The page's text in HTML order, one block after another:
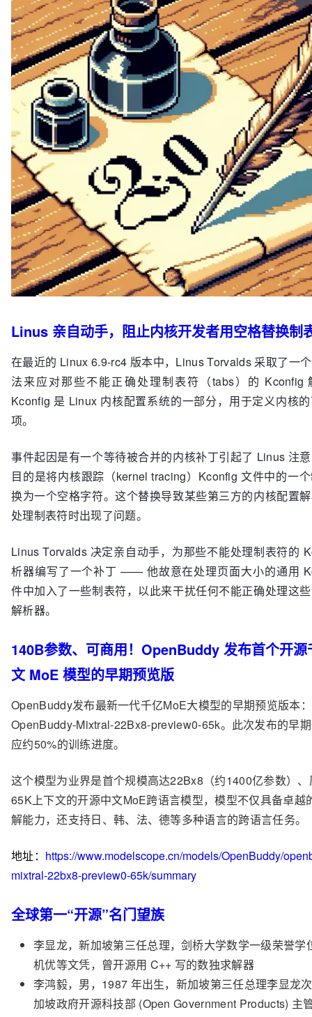
Linus 亲自动手，阻止内核开发者用空格替换制
在最近的 Linux 6.9-rc4 版本中，Linus Torvalds 采取了一
法来应对那些不能正确处理制表符（tabs）的 Kconfig
Kconfig 是 Linux 内核配置系统的一部分，用于定义内核
项。
事件起因是有一个等待被合并的内核补丁引起了 Linus 注
目的是将内核跟踪（kernel tracing）Kconfig 文件中的一
换为一个空格字符。这个替换导致某些第三方的内核配置
处理制表符时出现了问题。
Linus Torvalds 决定亲自动手，为那些不能处理制表符的
析器编写了一个补丁 —— 他故意在处理页面大小的通用
件中加入了一些制表符，以此来干扰任何不能正确处理这
解析器。
140B参数、可商用！OpenBuddy 发布首个开源
文 MoE 模型的早期预览版
OpenBuddy发布最新一代千亿MoE大模型的早期预览版本：
OpenBuddy-Mixtral-22Bx8-preview0-65k。此次发布的早
应约50%的训练进度。
这个模型为业界是首个规模高达22Bx8（约1400亿参数）
65K上下文的开源中文MoE跨语言模型，模型不仅具备卓越
解能力，还支持日、韩、法、德等多种语言的跨语言任务。
地址： https://www.modelscope.cn/models/OpenBuddy/
mixtral-22bx8-preview0-65k/summary
全球第一“开源”名门望族
李显龙，新加坡第三任总理，剑桥大学数学一级荣誉学
机优等文凭，曾开源用 C++ 写的数独求解器
李鸿毅，男，1987 年出生，新加坡第三任总理李显龙
加坡政府开源科技部 (Open Government Products) 主